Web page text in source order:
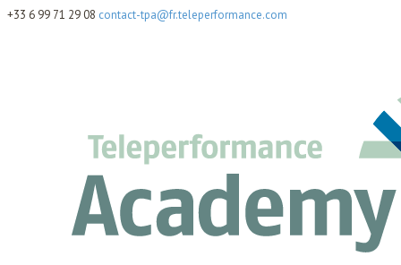
+33 6 99 71 29 08 contact-tpa@fr.teleperformance.com